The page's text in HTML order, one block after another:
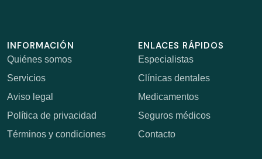
INFORMACIÓN
Quiénes somos
Servicios
Aviso legal
Política de privacidad
Términos y condiciones
ENLACES RÁPIDOS
Especialistas
Clínicas dentales
Medicamentos
Seguros médicos
Contacto